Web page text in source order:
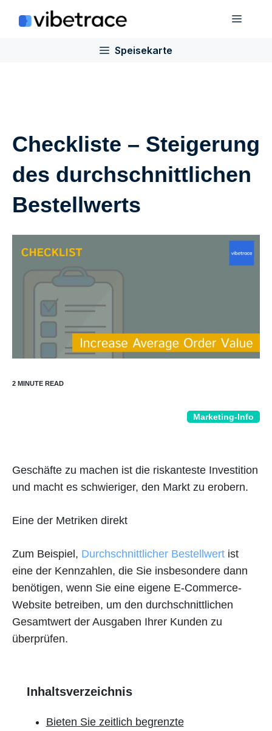
Inhalt
Speisekarte
Checkliste – Steigerung
des durchschnittlichen
Bestellwerts
Marketing-Info
Geschäfte zu machen ist die riskanteste Investition
und macht es schwieriger, den Markt zu erobern.
Eine der Metriken direkt
Zum Beispiel, Durchschnittlicher Bestellwert ist
eine der Kennzahlen, die Sie insbesondere dann
benötigen, wenn Sie eine eigene E-Commerce-
Website betreiben, um den durchschnittlichen
Gesamtwert der Ausgaben Ihrer Kunden zu
überprüfen.
Inhaltsverzeichnis
Bieten Sie zeitlich begrenzte